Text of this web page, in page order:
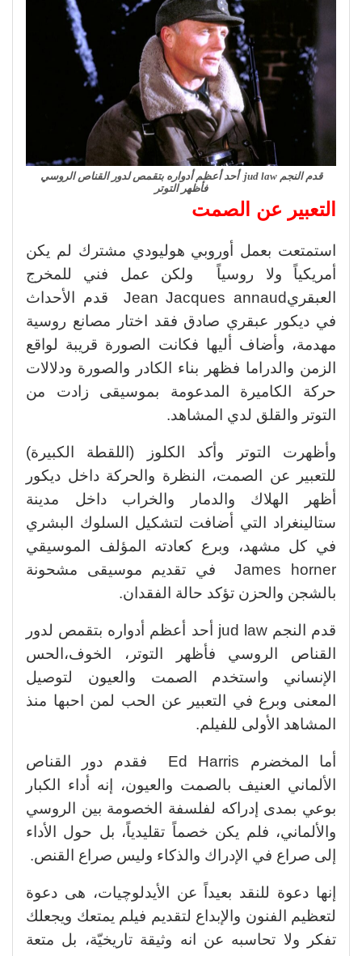
قدم النجم jud law أحد أعظم أدواره بتقمص لدور القناص الروسي
فأظهر التوتر
التعبير عن الصمت
استمتعت بعمل أوروبي هوليودي مشترك لم يكن
أمريكياً ولا روسياً ولكن عمل فني للمخرج
العبقريJean Jacques annaud قدم الأحداث
في ديكور عبقري صادق فقد اختار مصانع روسية
مهدمة، وأضاف أليها فكانت الصورة قريبة لواقع
الزمن والدراما فظهر بناء الكادر والصورة ودلالات
حركة الكاميرة المدعومة بموسيقى زادت من
التوتر والقلق لدي المشاهد.
وأظهرت التوتر وأكد الكلوز (اللقطة الكبيرة)
للتعبير عن الصمت، النظرة والحركة داخل ديكور
أظهر الهلاك والدمار والخراب داخل مدينة
ستالينغراد التي أضافت لتشكيل السلوك البشري
في كل مشهد، وبرع كعادته المؤلف الموسيقي
James horner في تقديم موسيقى مشحونة
بالشجن والحزن تؤكد حالة الفقدان.
قدم النجم jud law أحد أعظم أدواره بتقمص لدور
القناص الروسي فأظهر التوتر، الخوف،الحس
الإنساني واستخدم الصمت والعيون لتوصيل
المعنى وبرع في التعبير عن الحب لمن احبها منذ
المشاهد الأولى للفيلم.
أما المخضرم Ed Harris فقدم دور القناص
الألماني العنيف بالصمت والعيون، إنه أداء الكبار
بوعي بمدى إدراكه لفلسفة الخصومة بين الروسي
والألماني، فلم يكن خصماً تقليدياً، بل حول الأداء
إلى صراع في الإدراك والذكاء وليس صراع القنص.
إنها دعوة للنقد بعيداً عن الأيدلوچيات، هى دعوة
لتعظيم الفنون والإبداع لتقديم فيلم يمتعك ويجعلك
تفكر ولا تحاسبه عن انه وثيقة تاريخيّة، بل متعة